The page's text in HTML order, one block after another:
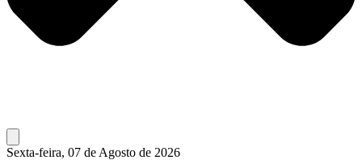
Sexta-feira, 07 de Agosto de 2026